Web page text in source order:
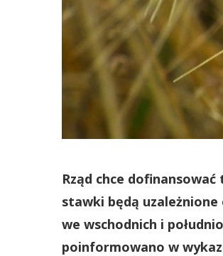
Rząd chce
stawki będą
we wschodnich i
poinformowano w